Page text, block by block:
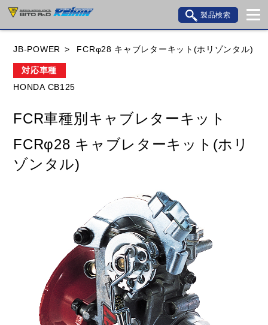
製品検索
HUSQVANA
閉じる
JB-POWER FCRφ28 キャブレターキット(ホリゾンタル)
対応車種
HONDA CB125
FCR車種別キャブレターキット
FCRφ28 キャブレターキット(ホリ
ゾンタル)